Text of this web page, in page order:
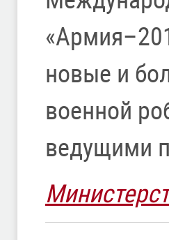
новые и
военной
ведущими